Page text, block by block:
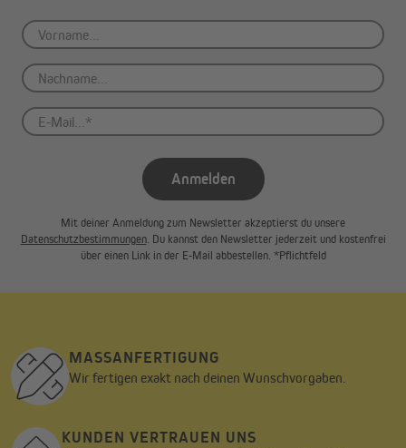
Anmelden
Mit deiner Anmeldung zum Newsletter akzeptierst du unsere
Datenschutzbestimmungen. Du kannst den Newsletter jederzeit und kostenfrei
über einen Link in der E-Mail abbestellen. *Pflichtfeld
MASSANFERTIGUNG
Wir fertigen exakt nach deinen Wunschvorgaben.
KUNDEN VERTRAUEN UNS